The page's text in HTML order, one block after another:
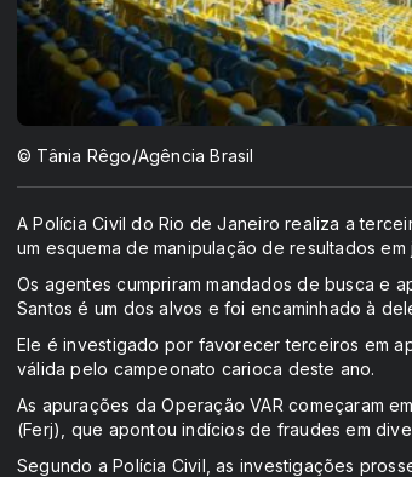
© Tânia Rêgo/Agência Brasil
A Polícia Civil do Rio de Janeiro realiza a
um esquema de manipulação de resultados
Os agentes cumpriram mandados de busca e
Santos é um dos alvos e foi encaminhado à
Ele é investigado por favorecer terceiros em
válida pelo campeonato carioca deste ano.
As apurações da Operação VAR começaram
(Ferj), que apontou indícios de fraudes em
Segundo a Polícia Civil, as investigações